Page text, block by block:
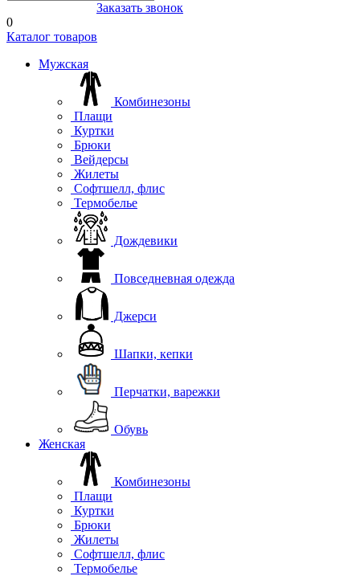
Заказать звонок
0
Каталог товаров
Мужская
Комбинезоны
Плащи
Куртки
Брюки
Вейдерсы
Жилеты
Софтшелл, флис
Термобелье
Дождевики
Повседневная одежда
Джерси
Шапки, кепки
Перчатки, варежки
Обувь
Женская
Комбинезоны
Плащи
Куртки
Брюки
Жилеты
Софтшелл, флис
Термобелье